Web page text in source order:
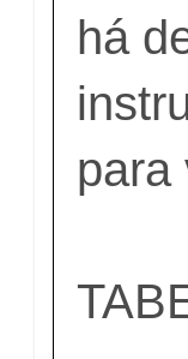
há
para